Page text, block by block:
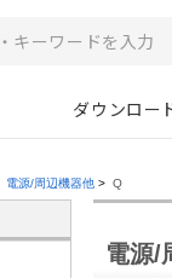
ダウンロー
電源/周辺機器他 > Q
電源/